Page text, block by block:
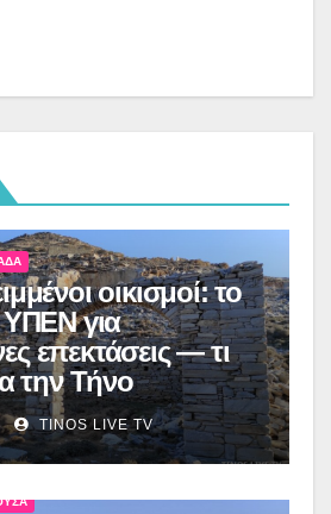
οικισμοί: το
ΥΠΕΝ για
επεκτάσεις — τι
την Τήνο
TINOS LIVE TV